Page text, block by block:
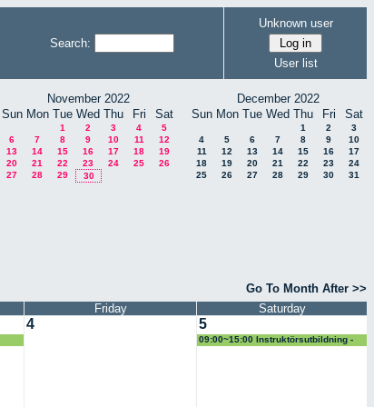
Search:
Unknown user
User list
November 2022
Sun Mon Tue Wed Thu Fri Sat
1 2 3 4
5
6
7 8 9 10 11
12
13
14 15 16 17 18
19
20
21 22 23 24 25
26
27
28 29 30
December 2022
Sun Mon Tue Wed Thu Fri Sat
1 2
3
4
5 6 7 8 9
10
11
12 13 14 15 16
17
18
19 20 21 22 23
24
25
26 27 28 29 30 31
Go To Month After >>
Friday Saturday
4 5
09:00~15:00 Instruktörsutbildning -
Näs Hundcenter